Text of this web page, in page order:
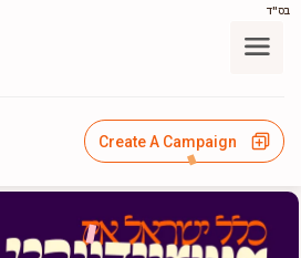
בס"ד
Create A Campaign